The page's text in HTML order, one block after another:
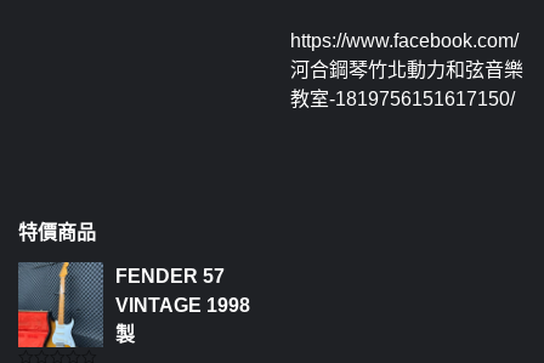
https://www.facebook.com/
河合鋼琴竹北動力和弦音樂
教室-1819756151617150/
特價商品
FENDER 57
VINTAGE 1998
製